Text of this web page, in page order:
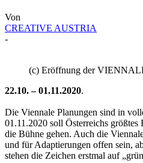
Von
CREATIVE AUSTRIA
-
(c) Eröffnung der
22.10. – 01.11.2020.
Die Viennale Planungen sind in
01.11.2020 soll Österreichs
die Bühne gehen. Auch die
und für Adaptierungen offen sein,
stehen die Zeichen erstmal auf